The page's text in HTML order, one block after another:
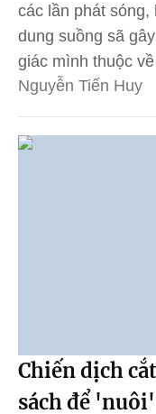
các lần phát
dung suồng sã
giác mình thuộc
Nguyễn Tiến Huy
Chiến dịch
sách để